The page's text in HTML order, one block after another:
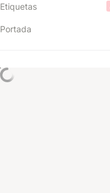
Etiquetas
Portada